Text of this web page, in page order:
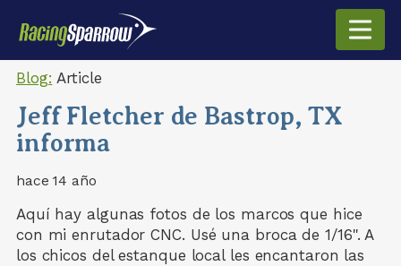
Blog: Article
Jeff Fletcher de Bastrop, TX
informa
hace 14 año
Aquí hay algunas fotos de los marcos que hice
con mi enrutador CNC. Usé una broca de 1/16". A
los chicos del estanque local les encantaron las